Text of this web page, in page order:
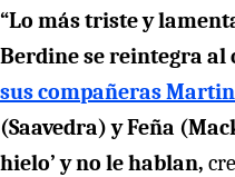
“Lo más triste y
Berdine se reintegra al
sus compañeras
(Saavedra) y Feña
hielo’ y no le hablan,